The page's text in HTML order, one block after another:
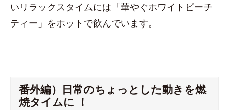
いリラックスタイムには「華やぐホワイトピーチ
ティー」をホットで飲んでいます。
番外編）日常のちょっとした動きを燃
焼タイムに ！